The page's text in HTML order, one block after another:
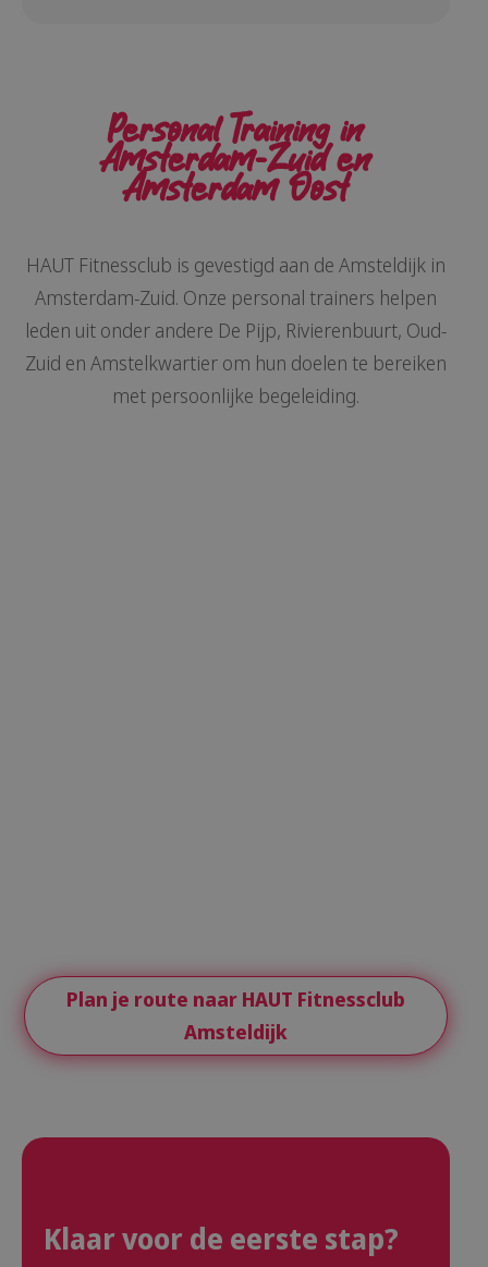
Personal Training in
Amsterdam-Zuiden
Amsterdam Oost
HAUT Fitnessclub is gevestigd aan de Amsteldijk in
Amsterdam-Zuid. Onze personal trainers helpen
leden uit onder andere De Pijp, Rivierenbuurt, Oud-
Zuid en Amstelkwartier om hun doelen te bereiken
met persoonlijke begeleiding.
Plan je route naar HAUT Fitnessclub
Amsteldijk
Klaar voor de eerste stap?